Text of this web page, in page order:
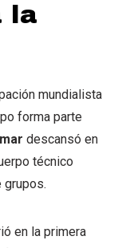
la
mundialista
forma parte
descansó en
técnico
grupos.
en la primera